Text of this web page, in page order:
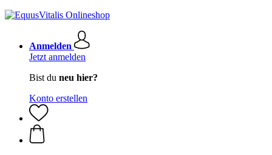
Anmelden
Jetzt anmelden
Bist du neu hier?
Konto erstellen